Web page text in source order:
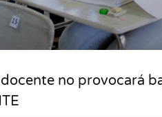
no provocará